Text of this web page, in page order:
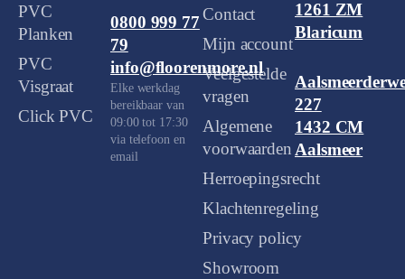
PVC
Planken
PVC
Visgraat
Click PVC
0800 999 77
79
info@floorenmore.nl
Elke werkdag
bereikbaar van
09:00 tot 17:30
via telefoon en
email
Contact
Mijn account
Veelgestelde
vragen
Algemene
voorwaarden
Herroepingsrecht
Klachtenregeling
Privacy policy
Showroom
1261 ZM
Blaricum
227
1432 CM
Aalsmeer